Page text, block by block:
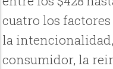
cuatro los
la
consumidor, la